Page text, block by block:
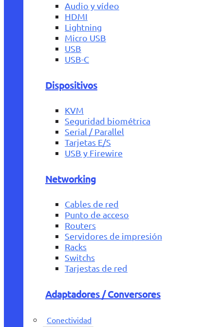
Audio y vídeo
HDMI
Lightning
Micro USB
USB
USB-C
Dispositivos
KVM
Seguridad biométrica
Serial / Parallel
Tarjetas E/S
USB y Firewire
Networking
Cables de red
Punto de acceso
Routers
Servidores de impresión
Racks
Switchs
Tarjestas de red
Adaptadores / Conversores
Conectividad